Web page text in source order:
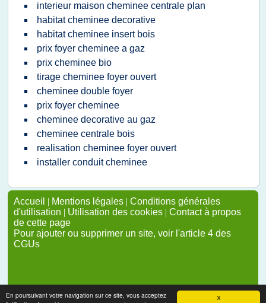
X
En poursuivant votre navigation sur ce site, vous acceptez
interieur maison cheminee centrale plan
habitat cheminee decorative
habitat cheminee insert bois
prix foyer cheminee a gaz
prix cheminee bio
tirage cheminee foyer ouvert
cheminee double foyer
prix foyer cheminee
cheminee decorative au gaz
cheminee centrale bois
realisation cheminee foyer ouvert
installer conduit cheminee
Accueil | Mentions légales | Conditions générales
d'utilisation | Utilisation des cookies | Contact à propos
de cette page
Pour ajouter ou supprimer un site, voir l'article 4 des
CGUs